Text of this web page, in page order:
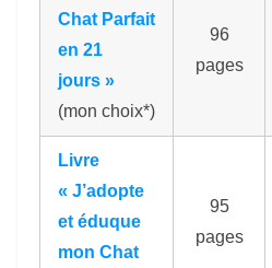
Chat Parfait
en 21
jours »
(mon choix*)
96
pages
Livre
« J’adopte
et éduque
mon Chat
95
pages